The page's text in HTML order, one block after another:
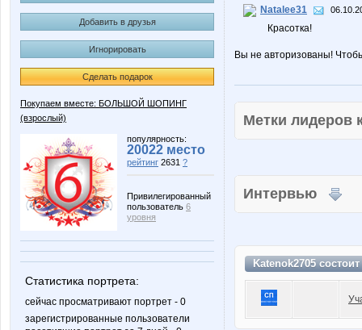
Добавить в друзья
Игнорировать
Сделать подарок
Покупаем вместе: БОЛЬШОЙ ШОПИНГ
(взрослый)
популярность:
20022 место
рейтинг 2631 ?
Привилегированный
пользователь 6
уровня
Статистика портрета:
сейчас просматривают портрет - 0
зарегистрированные пользователи
Natalee31
Красотка!
Вы не авторизованы!
Метки
Интервью
Katenok2705